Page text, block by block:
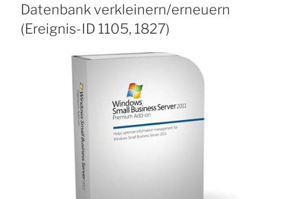
Datenbank verkleinern/erneuern
(Ereignis-ID 1105, 1827)